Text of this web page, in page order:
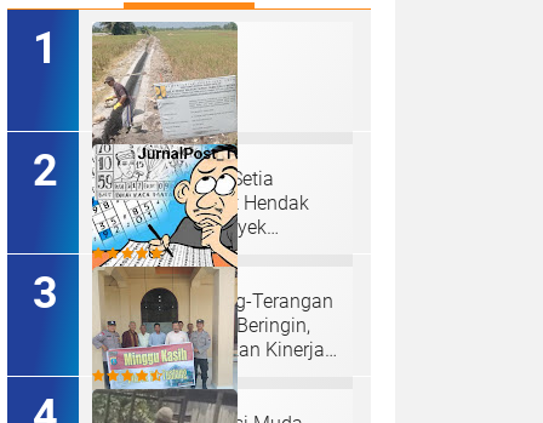
Ketua P3A Tirta Setia
Menghindar Saat Hendak
Dikonfirmasi, Proyek
Pembangunan Irigasi Diduga
Mark Up
Judi Togel Terang-Terangan
Di Lubuk Pakam Beringin,
Warga Pertanyakan Kinerja
Polresta Deli Serdang